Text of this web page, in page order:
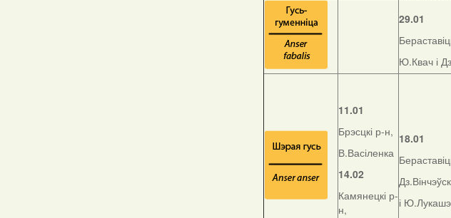
29.01
Ю.Квач і
11.01
Брэсцкі р-н,
В.Васіленка
14.02
Камянецкі р-
н,
18.01
і